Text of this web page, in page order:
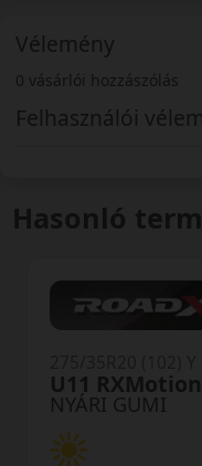
Vélemény
0 vásárlói hozzászólás
Felhasználói
Hasonló
NYÁRI GUMI
U11